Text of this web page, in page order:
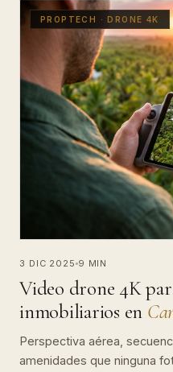
PROPTECH · DRONE 4K
3 DIC 2025 9 MIN
Video drone 4K
inmobiliarios en
Perspectiva aérea,
amenidades que ninguna